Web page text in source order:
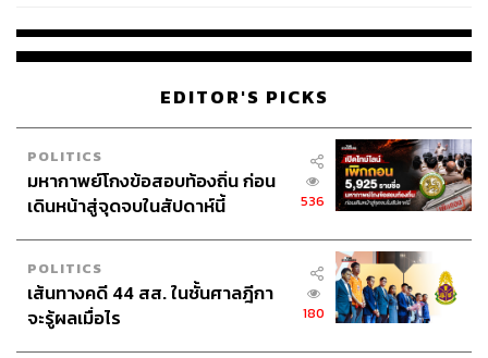
EDITOR'S PICKS
POLITICS
มหากาพย์โกงข้อสอบท้องถิ่น ก่อน
เดินหน้าสู่จุดจบในสัปดาห์นี้
536
POLITICS
เส้นทางคดี 44 สส. ในชั้นศาลฎีกา
จะรู้ผลเมื่อไร
180